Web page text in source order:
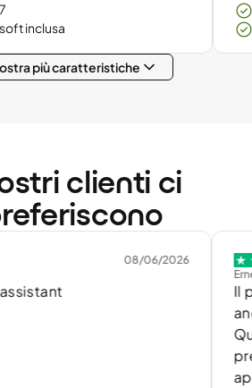
inclusa
più caratteristiche
clienti ci
08/06/2026
Ernesto
Il
anche
Quando
appena